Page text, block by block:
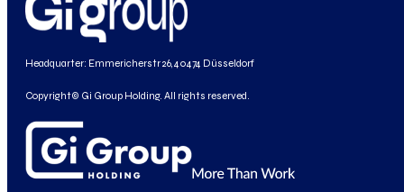
Headquarter: Emmericherstr 26, 40474 Düsseldorf
Copyright© Gi Group Holding. All rights reserved.